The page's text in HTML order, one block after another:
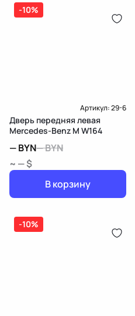
-10%
Артикул:29-6
Дверь передняя левая
Mercedes-Benz M W164
—BYN—BYN
~ — $
В корзину
-10%